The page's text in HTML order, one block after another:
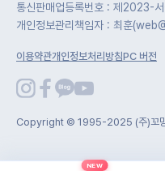
통신판매업등록번호 : 제2023-
개인정보관리책임자 : 최훈
이용약관개인정보처리방침PC 버전
Copyright © 1995-2025 (주)꼬
NEW